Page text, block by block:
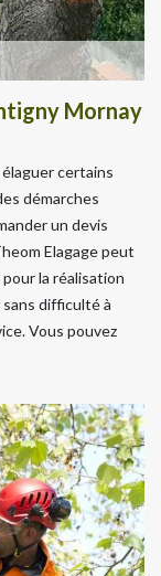
Mornay
certains
démarches
un devis
Elagage peut
la réalisation
sans difficulté à
Vous pouvez